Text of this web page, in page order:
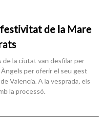
de la Mare
de la ciutat van desfilar per
per oferir el seu gest
Valencia. A la vesprada, els
la processó.